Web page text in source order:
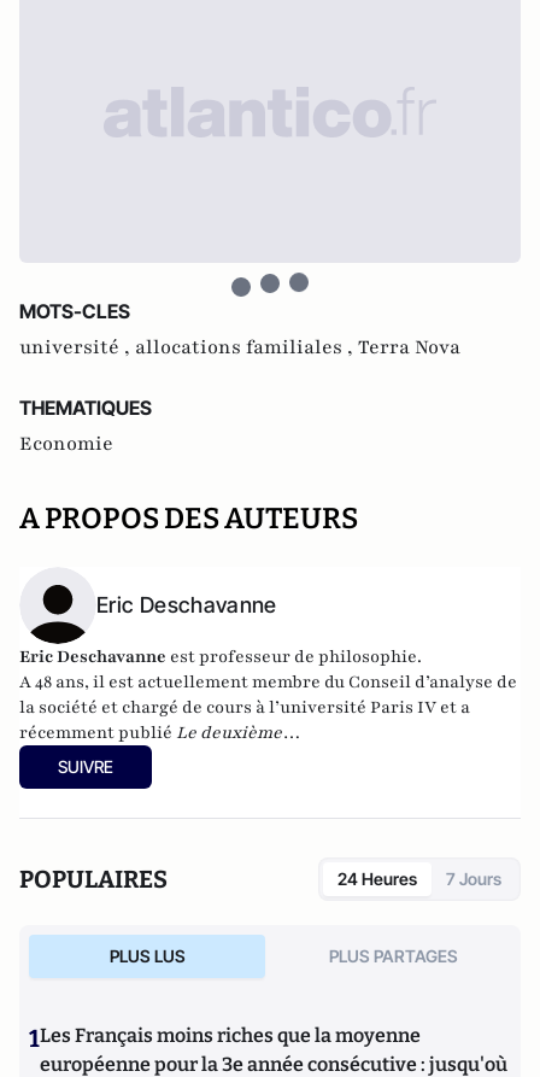
MOTS-CLES
université , allocations familiales , Terra Nova
THEMATIQUES
Economie
A PROPOS DES AUTEURS
Eric Deschavanne
Eric Deschavanne est professeur de philosophie.
A 48 ans, il est actuellement membre du Conseil d’analyse de
la société et chargé de cours à l’université Paris IV et a
récemment publié Le deuxième
humanisme – Introduction à la pensée de Luc Ferry
(Germina, 2010). Il est également l’auteur, avec Pierre-Henri
SUIVRE
POPULAIRES 24 Heures 7 Jours
PLUS LUS PLUS PARTAGES
1Les Français moins riches que la moyenne
européenne pour la 3e année consécutive : jusqu'où